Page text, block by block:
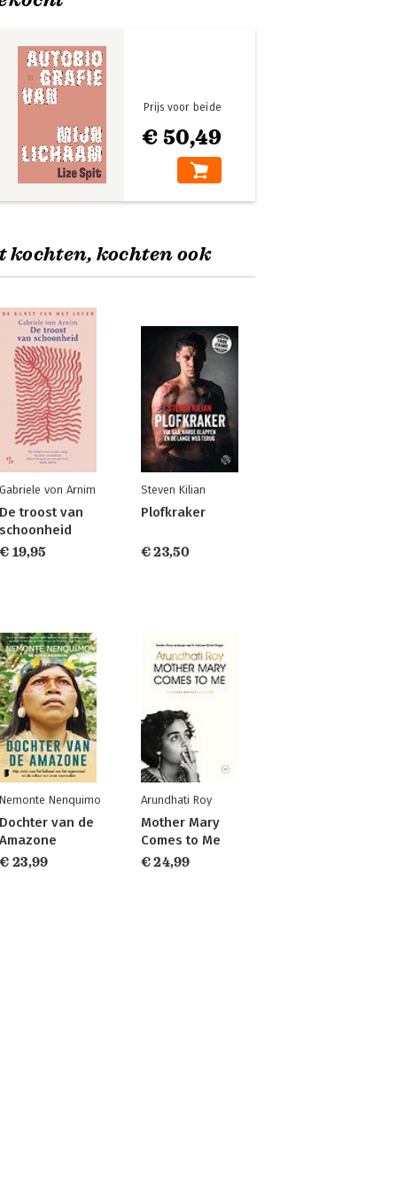
€ 50,49
Prijs voor beide
kochten, kochten ook
Gabriele von Arnim
De troost van
schoonheid
€ 19,95
Steven Kilian
Plofkraker
€ 23,50
Nemonte Nenquimo
Dochter van de
Amazone
€ 23,99
Arundhati Roy
Mother Mary
Comes to Me
€ 24,99